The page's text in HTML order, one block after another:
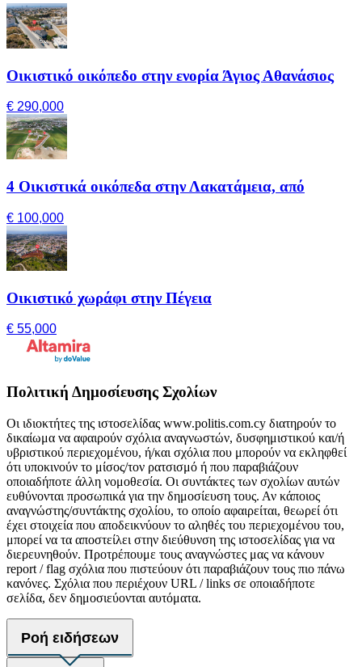
Οικιστικό οικόπεδο στην ενορία Άγιος Αθανάσιος
€ 290,000
4 Οικιστικά οικόπεδα στην Λακατάμεια, από
€ 100,000
Οικιστικό χωράφι στην Πέγεια
€ 55,000
Πολιτική Δημοσίευσης Σχολίων
Οι ιδιοκτήτες της ιστοσελίδας www.politis.com.cy διατηρούν το
δικαίωμα να αφαιρούν σχόλια αναγνωστών, δυσφημιστικού και/ή
υβριστικού περιεχομένου, ή/και σχόλια που μπορούν να εκληφθεί
ότι υποκινούν το μίσος/τον ρατσισμό ή που παραβιάζουν
οποιαδήποτε άλλη νομοθεσία. Οι συντάκτες των σχολίων αυτών
ευθύνονται προσωπικά για την δημοσίευση τους. Αν κάποιος
αναγνώστης/συντάκτης σχολίου, το οποίο αφαιρείται, θεωρεί ότι
έχει στοιχεία που αποδεικνύουν το αληθές του περιεχομένου του,
μπορεί να τα αποστείλει στην διεύθυνση της ιστοσελίδας για να
διερευνηθούν. Προτρέπουμε τους αναγνώστες μας να κάνουν
report / flag σχόλια που πιστεύουν ότι παραβιάζουν τους πιο πάνω
κανόνες. Σχόλια που περιέχουν URL / links σε οποιαδήποτε
σελίδα, δεν δημοσιεύονται αυτόματα.
Ροή ειδήσεων